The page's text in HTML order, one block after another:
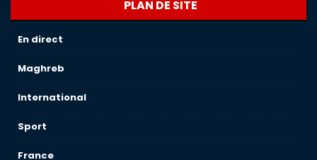
PLAN DE SITE
En direct
Maghreb
International
Sport
France